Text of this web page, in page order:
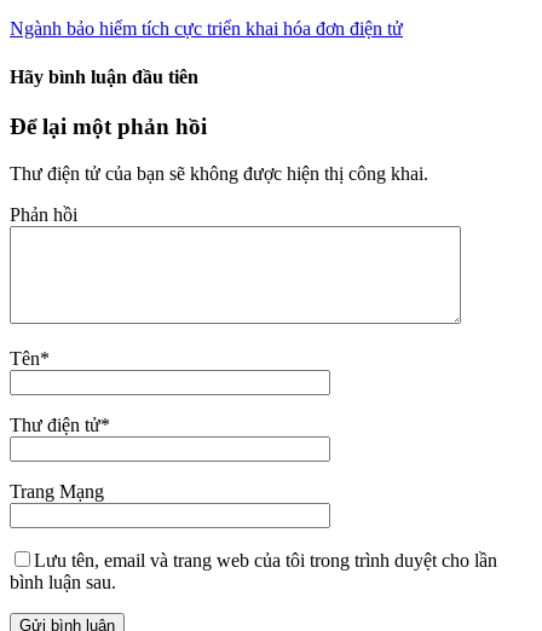
Ngành bảo hiểm tích cực triển khai hóa đơn điện tử
Hãy bình luận đầu tiên
Để lại một phản hồi
Thư điện tử của bạn sẽ không được hiện thị công khai.
Phản hồi
Tên*
Thư điện tử*
Trang Mạng
Lưu tên, email và trang web của tôi trong trình duyệt cho lần
bình luận sau.